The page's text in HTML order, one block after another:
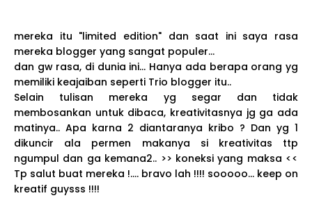
mereka itu "limited edition" dan saat ini saya rasa
mereka blogger yang sangat populer...
dan gw rasa, di dunia ini... Hanya ada berapa orang yg
memiliki keajaiban seperti Trio blogger itu..
Selain tulisan mereka yg segar dan tidak
membosankan untuk dibaca, kreativitasnya jg ga ada
matinya.. Apa karna 2 diantaranya kribo ? Dan yg 1
dikuncir ala permen makanya si kreativitas ttp
ngumpul dan ga kemana2.. >> koneksi yang maksa <<
Tp salut buat mereka !.... bravo lah !!!! sooooo... keep on
kreatif guysss !!!!